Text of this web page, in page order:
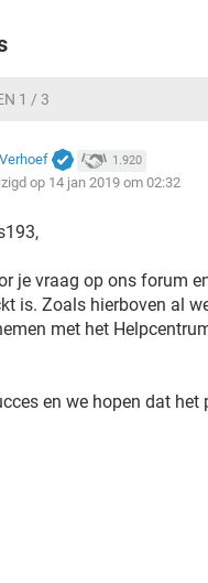
1 / 3
1.920
op 14 jan 2019 om 02:32
je vraag op ons forum
is. Zoals hierboven al
met het
en we hopen dat